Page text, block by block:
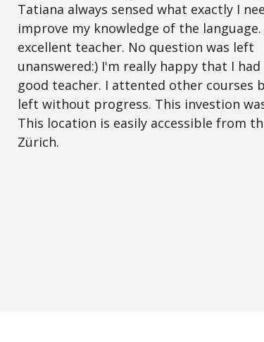
Tatiana always sensed what exactly I
improve my knowledge of the language.
excellent teacher. No question was left
unanswered:) I'm really happy that I had
good teacher. I attented other courses
left without progress. This investion
This location is easily accessible from
Zürich.